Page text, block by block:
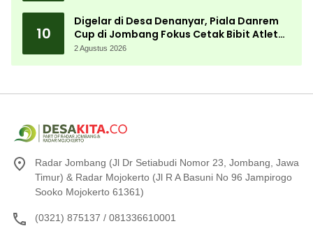
10
Digelar di Desa Denanyar, Piala Danrem
Cup di Jombang Fokus Cetak Bibit Atlet
Menembak Berprestasi
2 Agustus 2026
Radar Jombang (Jl Dr Setiabudi Nomor 23, Jombang, Jawa
Timur) & Radar Mojokerto (Jl R A Basuni No 96 Jampirogo
Sooko Mojokerto 61361)
(0321) 875137 / 081336610001